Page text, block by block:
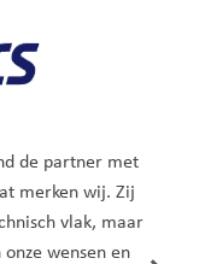
de partner met
merken wij. Zij
vlak, maar
wensen en